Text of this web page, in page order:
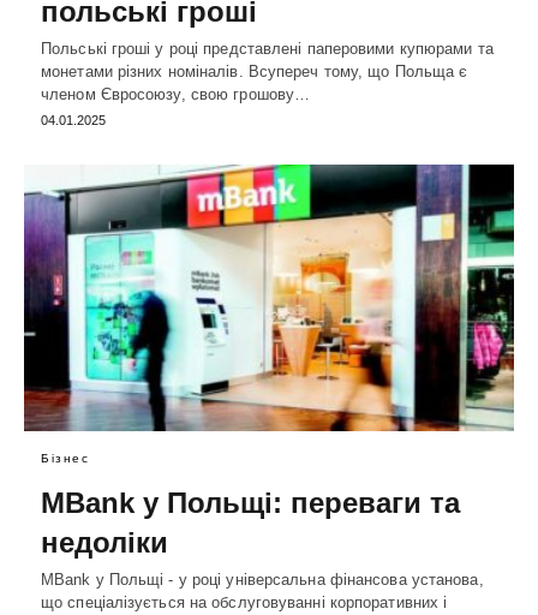
польські гроші
Польські гроші у році представлені паперовими купюрами та
монетами різних номіналів. Всупереч тому, що Польща є
членом Євросоюзу, свою грошову…
04.01.2025
Бізнес
MBank у Польщі: переваги та
недоліки
MBank у Польщі - у році універсальна фінансова установа,
що спеціалізується на обслуговуванні корпоративних і